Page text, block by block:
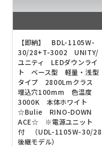
【即納】 BDL-1105W-
30/28+T-3002 UNITY/
ユニティ LEDダウンライ
ト ベース型 軽量・浅型
タイプ 2800Lmクラス
埋込穴100mm 色温度
3000K 本体ホワイト
☆Bulie RINO-DOWN
ACE☆ ※電源ユニット
付 （UDL-1105W-30/28
後継モデル）